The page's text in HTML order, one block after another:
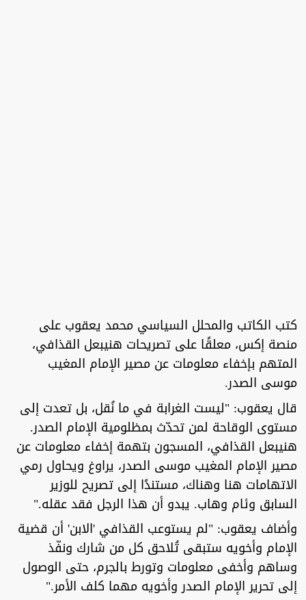
كتب الكاتب والمحلل السياسي محمد يعقوب على
منصة إكس، معلقًا على تصريحات هنيبعل القذافي،
المتهم بإخفاء معلومات عن مصير الإمام المغيب
موسى الصدر.
قال يعقوب: "ليست الغرابة في ما نُقل، بل تعدت إلى
مستوى الوقاحة لمن تحدّث بمظلومية الإمام الصدر.
هنيبعل القذافي، المسجون بتهمة إخفاء معلومات عن
مصير الإمام المغيب موسى الصدر، يراوغ ويحاول رمي
الاتهامات هنا وهناك، مستندًا إلى تصريح للوزير
السابق وئام وهاب. يبدو أن هذا الرجل فقد عقله."
وأضاف يعقوب: "لم يستوعب القذافي 'الابن' أن قضية
الإمام وأخويه ستبقى تُلاحق كل من شارك ونفّذ
وساهم وأخفى معلومات وتورط بالجرم، حتى الوصول
إلى تحرير الإمام الصدر وأخويه مهما كلف الأمر."